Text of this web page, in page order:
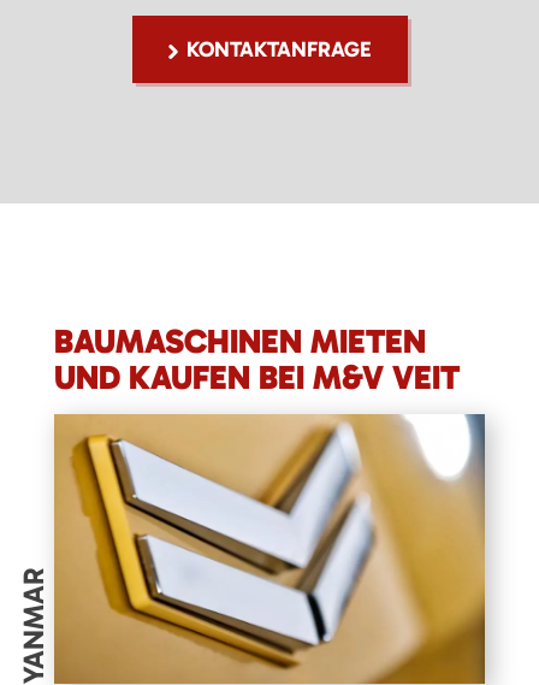
KONTAKTANFRAGE
BAUMASCHINEN MIETEN
UND KAUFEN BEI M&V VEIT
YANMAR